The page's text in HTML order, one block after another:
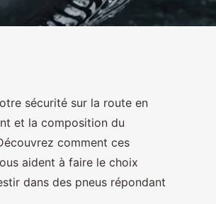
sécurité sur la route en
et la composition du
comment ces
aident à faire le choix
dans des pneus répondant